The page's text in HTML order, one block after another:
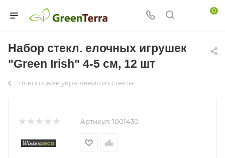
0
Набор стекл. елочных игрушек
"Green Irish" 4-5 см, 12 шт
Новогодние украшения из стекла
Артикул: 1001430